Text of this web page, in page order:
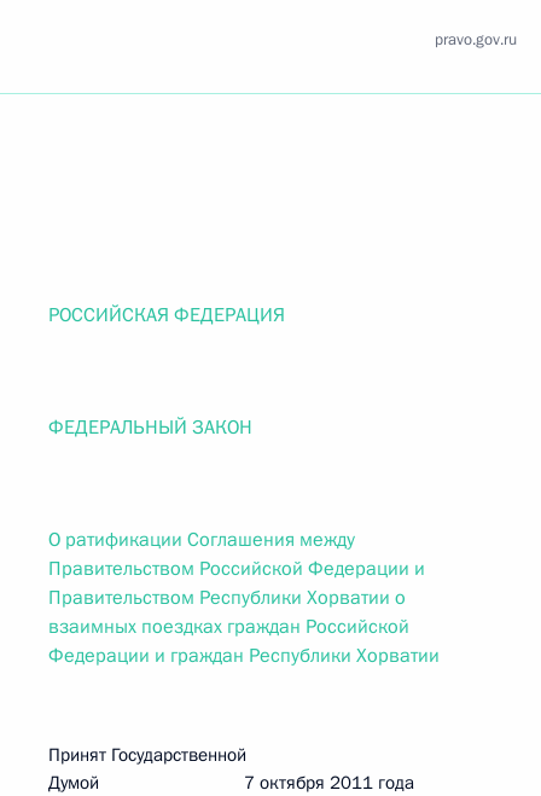
pravo.gov.ru
РОССИЙСКАЯ ФЕДЕРАЦИЯ
ФЕДЕРАЛЬНЫЙ ЗАКОН
О ратификации Соглашения между
Правительством Российской Федерации и
Правительством Республики Хорватии о
взаимных поездках граждан Российской
Федерации и граждан Республики Хорватии
Принят Государственной
Думой 7 октября 2011 года